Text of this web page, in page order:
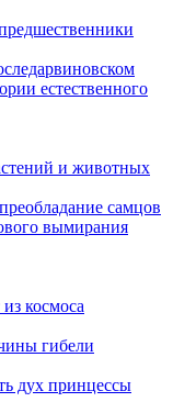
естественного
и животных
самцов
вымирания
космоса
гибели
дух принцессы